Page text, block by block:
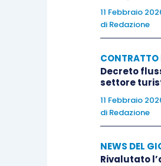
11 Febbraio
di Redazione
CONTRATTO
Decreto
settore
11 Febbraio
di Redazione
NEWS DEL
Rivalutato